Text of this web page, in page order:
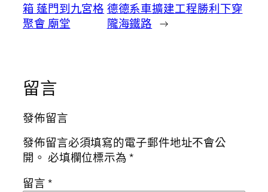
箱 蓬門到九宮格
聚會 廟堂
德德系車擴建工程勝利下穿
隴海鐵路 →
留言
發佈留言
發佈留言必須填寫的電子郵件地址不會公
開。 必填欄位標示為*
留言*